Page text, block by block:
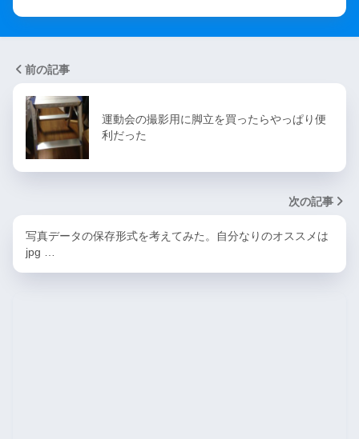
前の記事
運動会の撮影用に脚立を買ったらやっぱり便
利だった
次の記事
写真データの保存形式を考えてみた。自分なりのオススメは
jpg …